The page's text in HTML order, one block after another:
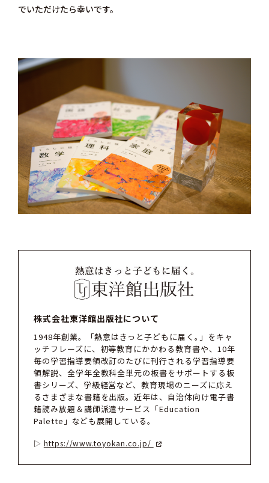
でいただけたら幸いです。
株式会社東洋館出版社について
1948年創業。「熱意はきっと子どもに届く｡」をキャ
ッチフレーズに、初等教育にかかわる教育書や、10年
毎の学習指導要領改訂のたびに刊行される学習指導要
領解説、全学年全教科全単元の板書をサポートする板
書シリーズ、学級経営など、教育現場のニーズに応え
るさまざまな書籍を出版。近年は、自治体向け電子書
籍読み放題＆講師派遣サービス「Education
Palette」なども展開している。
https://www.toyokan.co.jp/